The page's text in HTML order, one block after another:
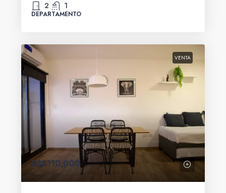
2 1
DEPARTAMENTO
VENTA
U$S110,000